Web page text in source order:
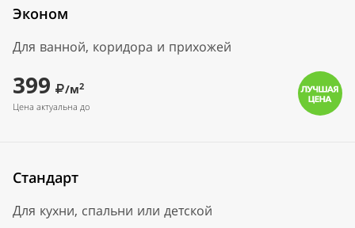
Эконом
Для ванной, коридора и прихожей
399 /м2
Цена актуальна до
Стандарт
Для кухни, спальни или детской